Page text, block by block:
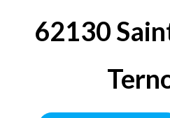
62130